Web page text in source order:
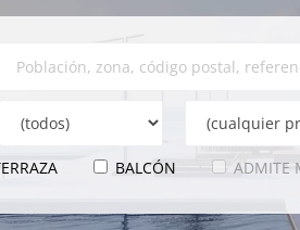
BALCÓN ADMITE